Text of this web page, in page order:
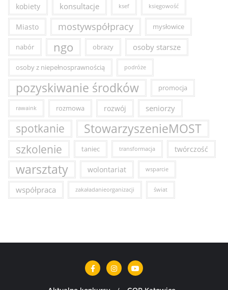
kobiety konsultacje ksef księgowość
Miasto mostywspółpracy mysłowice
nabór ngo obrazy osoby starsze
osoby z niepełnosprawnością podróże
pozyskiwanie środków promocja
rawaink rozmowa rozwój seniorzy
spotkanie StowarzyszenieMOST
szkolenie taniec transformacja twórczość
warsztaty wolontariat wsparcie
współpraca zakaładanieorganizacji świat